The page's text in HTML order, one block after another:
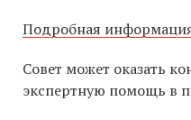
Подробная
Совет может оказать
экспертную помощь в